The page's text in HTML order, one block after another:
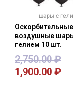
шары с
Оскорбительные
воздушные
гелием 10 шт.
2,750.00₽
1,900.00 ₽